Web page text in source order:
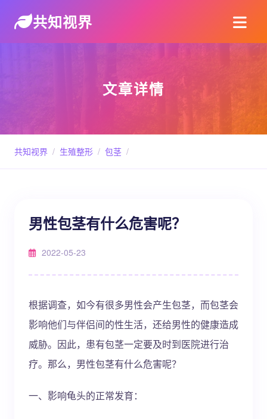
共知视界
文章详情
共知视界 / 生殖整形 / 包茎 /
男性包茎有什么危害呢？
2022-05-23
根据调查，如今有很多男性会产生包茎，而包茎会
影响他们与伴侣间的性生活，还给男性的健康造成
威胁。因此，患有包茎一定要及时到医院进行治
疗。那么，男性包茎有什么危害呢？
一、影响龟头的正常发育：